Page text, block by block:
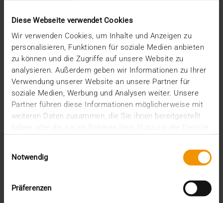
Diese Webseite verwendet Cookies
Wir verwenden Cookies, um Inhalte und Anzeigen zu
personalisieren, Funktionen für soziale Medien anbieten
zu können und die Zugriffe auf unsere Website zu
analysieren. Außerdem geben wir Informationen zu Ihrer
Verwendung unserer Website an unsere Partner für
soziale Medien, Werbung und Analysen weiter. Unsere
Partner führen diese Informationen möglicherweise mit
weiteren Daten zusammen, die Sie ihnen bereitgestellt
Notwendig
Präferenzen